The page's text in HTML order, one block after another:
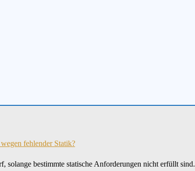
solange bestimmte statische Anforderungen nicht erfüllt sind.